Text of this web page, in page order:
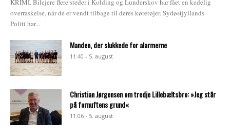
KRIMI. Bilejere flere steder i Kolding og Lunderskov har fået en kedelig
overraskelse, når de er vendt tilbage til deres køretøjer. Sydøstjyllands
Politi har...
Manden, der slukkede for alarmerne
11:40 - 5. august
Christian Jørgensen om tredje Lillebæltsbro: »Jeg står
på fornuftens grund«
11:06 - 5. august